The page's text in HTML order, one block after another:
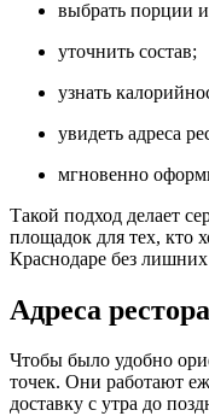
выбрать порции
уточнить состав;
узнать
увидеть адреса
мгновенно
Такой подход делает
площадок для тех, кто
Краснодаре без
Адреса
Чтобы было удобно
точек. Они работают
доставку с утра до